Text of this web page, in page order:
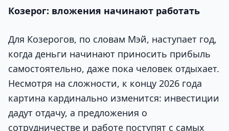
Козерог: вложения начинают работать
Для Козерогов, по словам Мэй, наступает год,
когда деньги начинают приносить прибыль
самостоятельно, даже пока человек отдыхает.
Несмотря на сложности, к концу 2026 года
картина кардинально изменится: инвестиции
дадут отдачу, а предложения о
сотрудничестве и работе поступят с самых